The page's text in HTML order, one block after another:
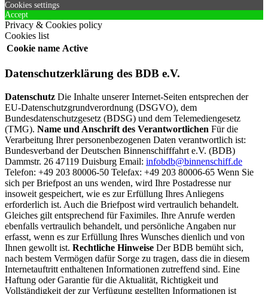
Cookies settings
Accept
Privacy & Cookies policy
Cookies list
Cookie name Active
Datenschutzerklärung des BDB e.V.
Datenschutz Die Inhalte unserer Internet-Seiten entsprechen der
EU-Datenschutzgrundverordnung (DSGVO), dem
Bundesdatenschutzgesetz (BDSG) und dem Telemediengesetz
(TMG). Name und Anschrift des Verantwortlichen Für die
Verarbeitung Ihrer personenbezogenen Daten verantwortlich ist:
Bundesverband der Deutschen Binnenschifffahrt e.V. (BDB)
Dammstr. 26 47119 Duisburg Email: infobdb@binnenschiff.de
Telefon: +49 203 80006-50 Telefax: +49 203 80006-65 Wenn Sie
sich per Briefpost an uns wenden, wird Ihre Postadresse nur
insoweit gespeichert, wie es zur Erfüllung Ihres Anliegens
erforderlich ist. Auch die Briefpost wird vertraulich behandelt.
Gleiches gilt entsprechend für Faximiles. Ihre Anrufe werden
ebenfalls vertraulich behandelt, und persönliche Angaben nur
erfasst, wenn es zur Erfüllung Ihres Wunsches dienlich und von
Ihnen gewollt ist. Rechtliche Hinweise Der BDB bemüht sich,
nach bestem Vermögen dafür Sorge zu tragen, dass die in diesem
Internetauftritt enthaltenen Informationen zutreffend sind. Eine
Haftung oder Garantie für die Aktualität, Richtigkeit und
Vollständigkeit der zur Verfügung gestellten Informationen ist